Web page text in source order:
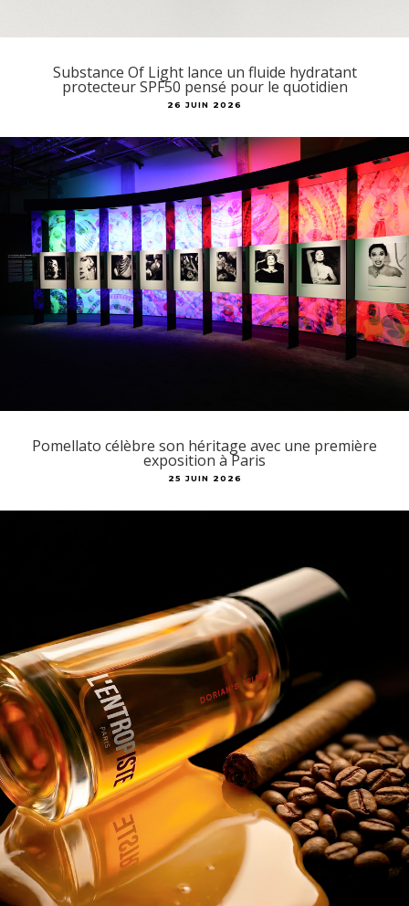
Substance Of Light lance un fluide hydratant
protecteur SPF50 pensé pour le quotidien
26 JUIN 2026
Pomellato célèbre son héritage avec une première
exposition à Paris
25 JUIN 2026